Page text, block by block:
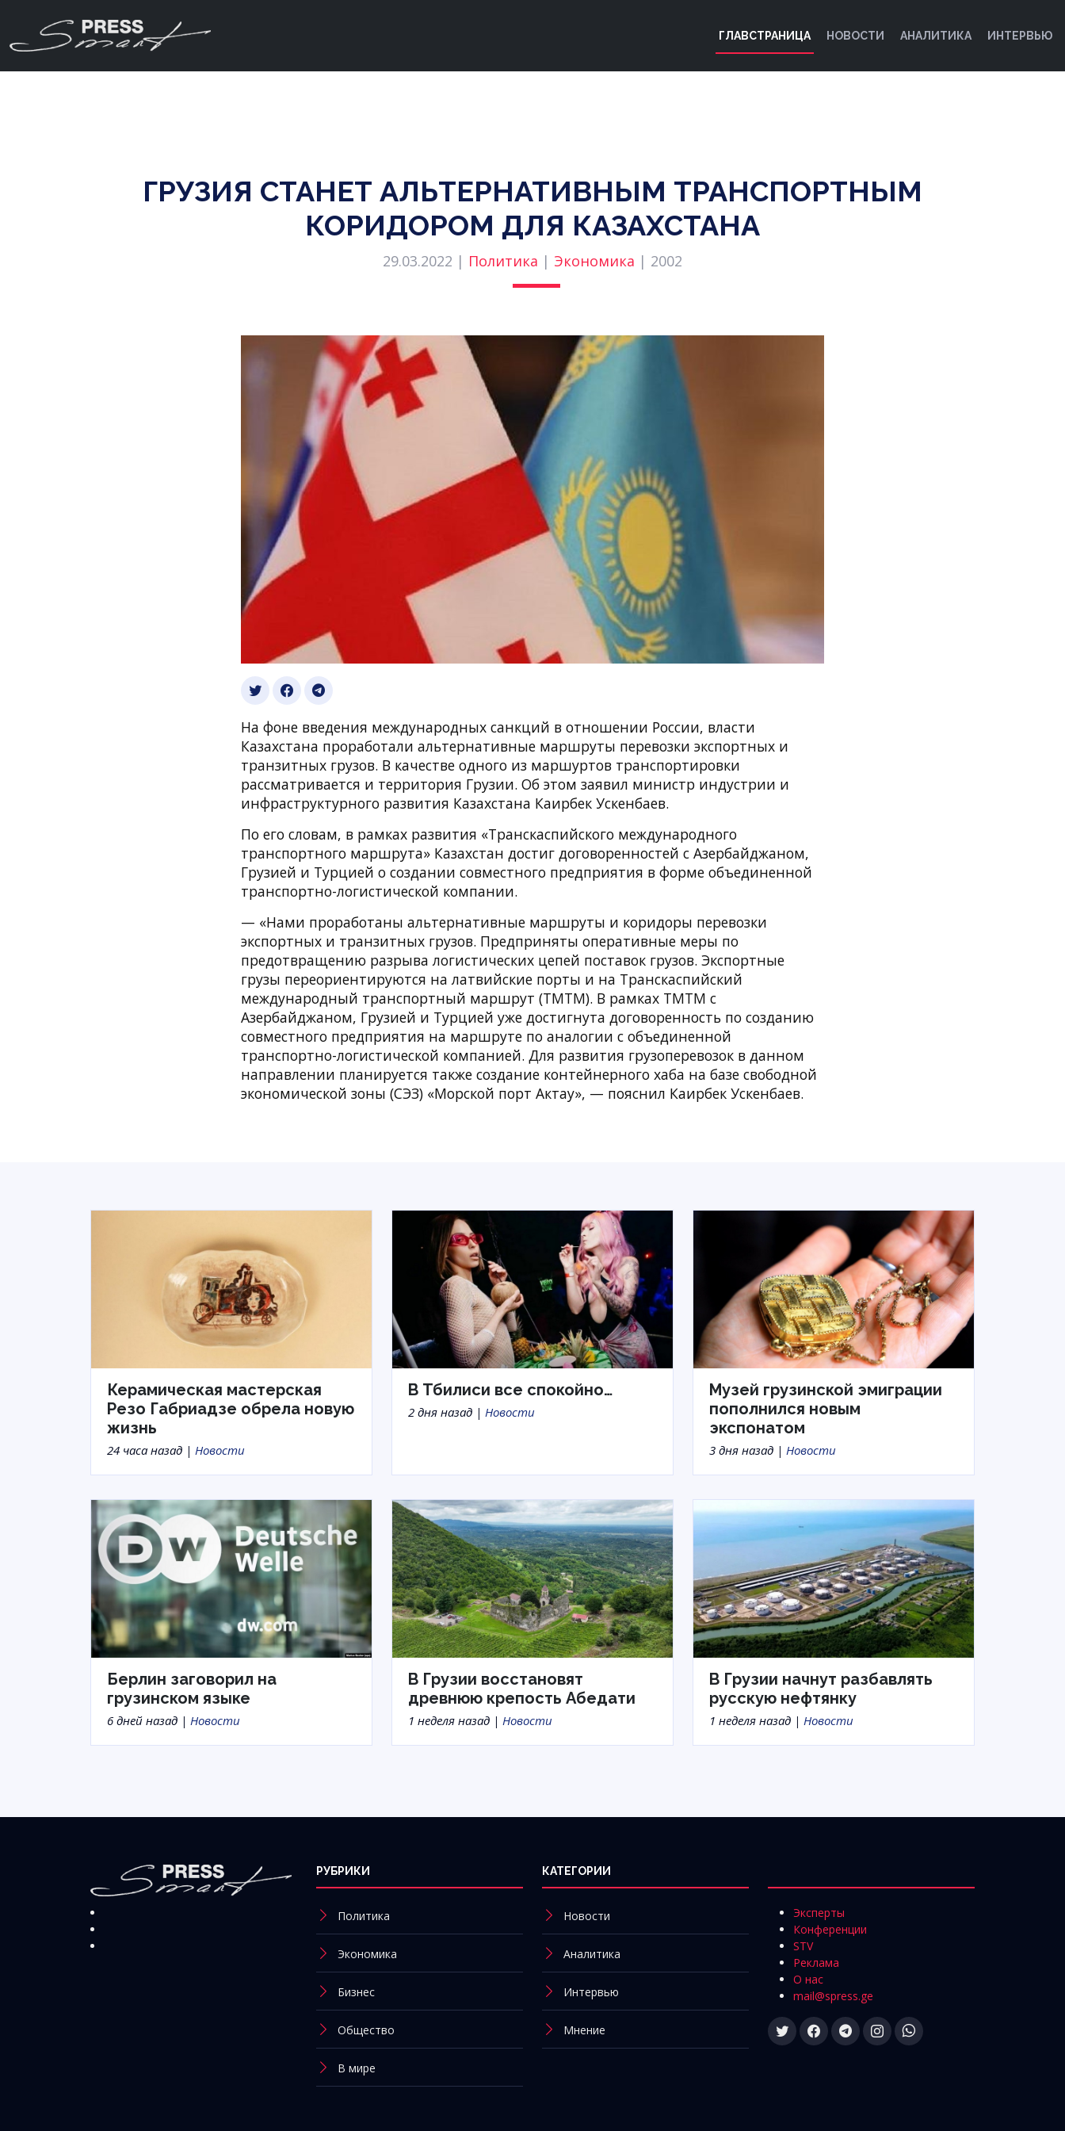
ГЛАВСТРАНИЦА НОВОСТИ АНАЛИТИКА ИНТЕРВЬЮ
ГРУЗИЯ СТАНЕТ АЛЬТЕРНАТИВНЫМ ТРАНСПОРТНЫМ
КОРИДОРОМ ДЛЯ КАЗАХСТАНА
29.03.2022 | Политика | Экономика | 2002
На фоне введения международных санкций в отношении России, власти
Казахстана проработали альтернативные маршруты перевозки экспортных и
транзитных грузов. В качестве одного из маршуртов транспортировки
рассматривается и территория Грузии. Об этом заявил министр индустрии и
инфраструктурного развития Казахстана Каирбек Ускенбаев.
По его словам, в рамках развития «Транскаспийского международного
транспортного маршрута» Казахстан достиг договоренностей с Азербайджаном,
Грузией и Турцией о создании совместного предприятия в форме объединенной
транспортно-логистической компании.
— «Нами проработаны альтернативные маршруты и коридоры перевозки
экспортных и транзитных грузов. Предприняты оперативные меры по
предотвращению разрыва логистических цепей поставок грузов. Экспортные
грузы переориентируются на латвийские порты и на Транскаспийский
международный транспортный маршрут (ТМТМ). В рамках ТМТМ с
Азербайджаном, Грузией и Турцией уже достигнута договоренность по созданию
совместного предприятия на маршруте по аналогии с объединенной
транспортно-логистической компанией. Для развития грузоперевозок в данном
направлении планируется также создание контейнерного хаба на базе свободной
экономической зоны (СЭЗ) «Морской порт Актау», — пояснил Каирбек Ускенбаев.
Керамическая мастерская
Резо Габриадзе обрела новую
жизнь
24 часа назад | Новости
В Тбилиси все спокойно…
2 дня назад | Новости
Музей грузинской эмиграции
пополнился новым
экспонатом
3 дня назад | Новости
Берлин заговорил на
грузинском языке
6 дней назад | Новости
В Грузии восстановят
древнюю крепость Абедати
1 неделя назад | Новости
В Грузии начнут разбавлять
русскую нефтянку
1 неделя назад | Новости
РУБРИКИ
Политика
Экономика
Бизнес
Общество
В мире
КАТЕГОРИИ
Новости
Аналитика
Интервью
Мнение
Эксперты
Конференции
STV
Реклама
О нас
mail@spress.ge